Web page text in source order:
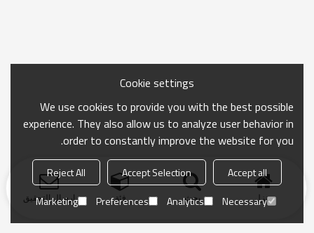
منزل بحث فئة ارسال التحقيق
Cookie settings
We use cookies to provide you with the best possible
experience. They also allow us to analyze user behavior in
order to constantly improve the website for you.
Accept all
Accept Selection
Reject All
Necessary
Analytics
Preferences
Marketing